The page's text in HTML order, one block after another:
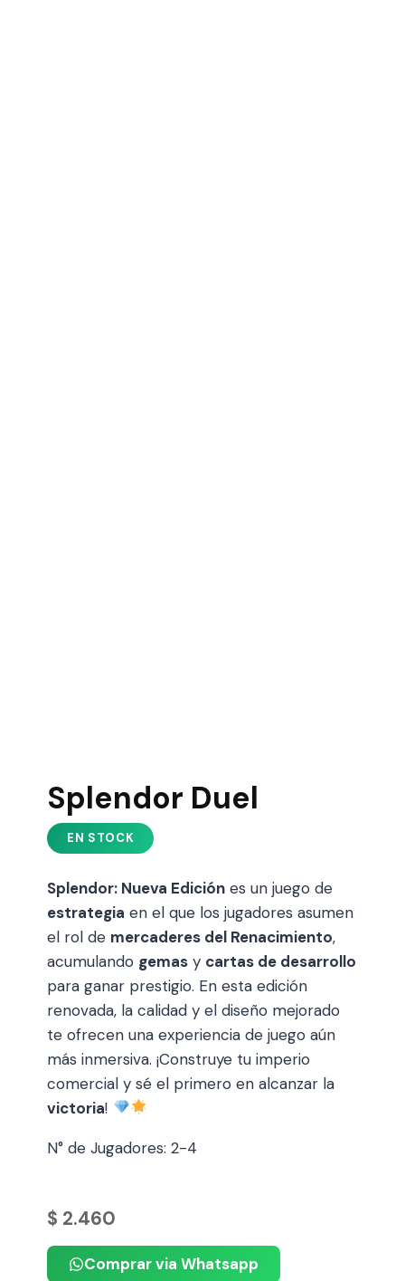
Splendor Duel
Splendor: Nueva Edición es un juego de
estrategia en el que los jugadores asumen
el rol de mercaderes del Renacimiento,
acumulando gemas y cartas de desarrollo
para ganar prestigio. En esta edición
renovada, la calidad y el diseño mejorado
te ofrecen una experiencia de juego aún
más inmersiva. ¡Construye tu imperio
comercial y sé el primero en alcanzar la
victoria!
N° de Jugadores: 2-4
$ 2.460
Comprar via Whatsapp